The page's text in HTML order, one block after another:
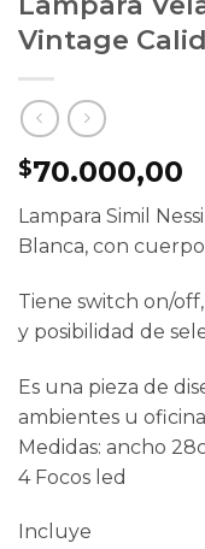
Vintage
$70.000,00
Lampara Simil
Blanca, con
Tiene switch on/
y posibilidad de
Es una pieza de
ambientes u
Medidas: ancho
4 Focos led
Incluye